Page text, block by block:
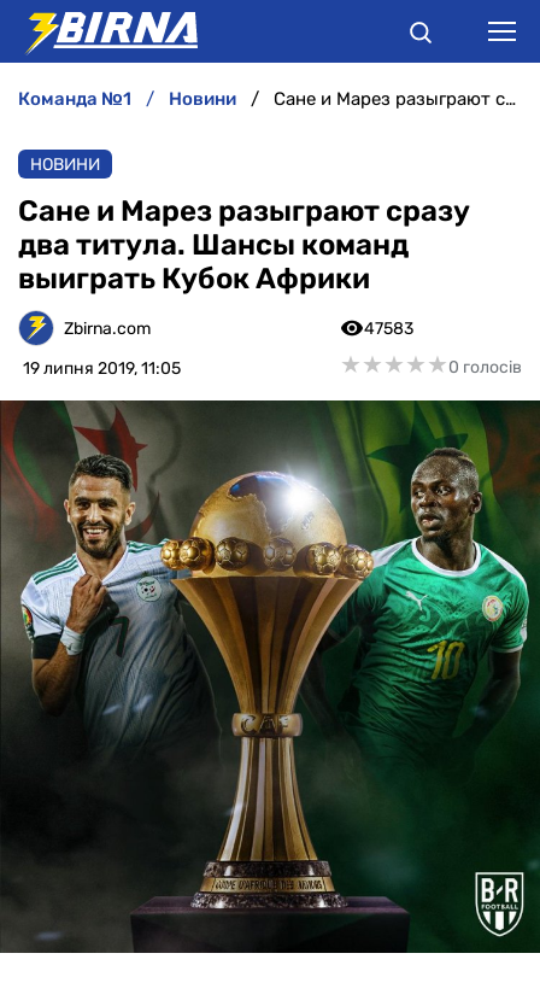
АНАЛІТИКА
ІНТЕРВ'Ю
РІЗНЕ
команда №1 новини Сане и Марез разыграют сразу два титула. Шансы команд выиграть Кубок Африки
НОВИНИ
Сане и Марез разыграют сразу
два титула. Шансы команд
выиграть Кубок Африки
Zbirna.com
19 липня 2019, 11:05
47583
★★★★★
★★★★★0 голосів